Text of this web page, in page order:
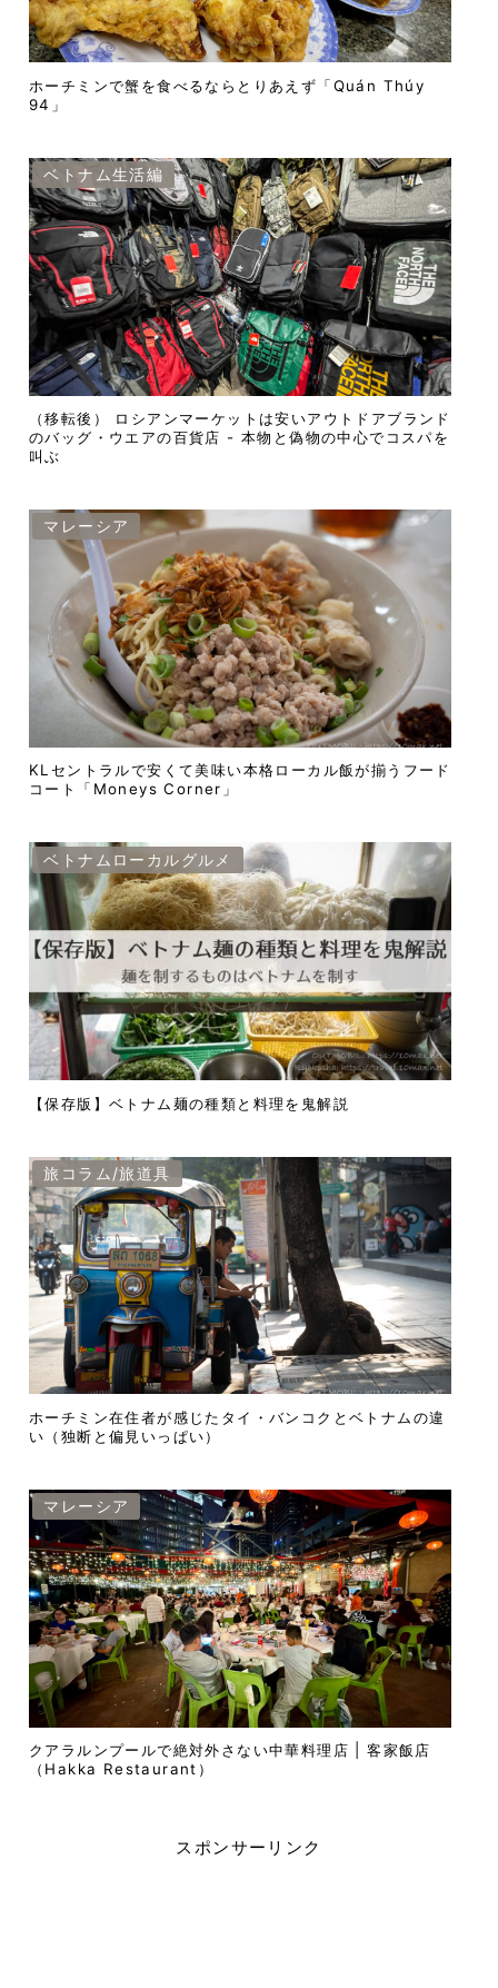
ホーチミンで蟹を食べるならとりあえず「Quán Thúy
94」
ベトナム生活編
（移転後） ロシアンマーケットは安いアウトドアブランド
のバッグ・ウエアの百貨店 - 本物と偽物の中心でコスパを
叫ぶ
マレーシア
KLセントラルで安くて美味い本格ローカル飯が揃うフード
コート「Moneys Corner」
ベトナムローカルグルメ
【保存版】ベトナム麺の種類と料理を鬼解説
旅コラム/旅道具
ホーチミン在住者が感じたタイ・バンコクとベトナムの違
い（独断と偏見いっぱい）
マレーシア
クアラルンプールで絶対外さない中華料理店 | 客家飯店
（Hakka Restaurant）
スポンサーリンク